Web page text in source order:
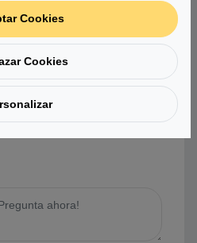
de los
este producto
Cookies
Cookies